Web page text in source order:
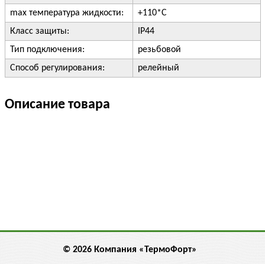
max температура жидкости:
+110*С
Класс защиты:
IP44
Тип подключения:
резьбовой
Способ регулирования:
релейный
Описание товара
© 2026 Компания «ТермоФорт»